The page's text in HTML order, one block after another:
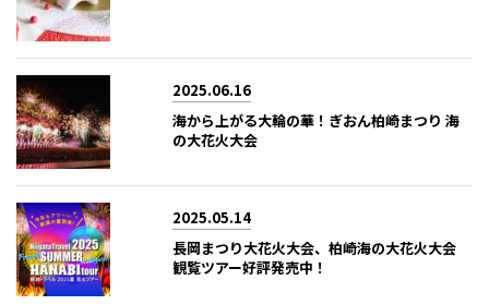
2025.06.16
海から上がる大輪の華！ぎおん柏崎まつり 海
の大花火大会
2025.05.14
長岡まつり大花火大会、柏崎海の大花火大会
観覧ツアー好評発売中！